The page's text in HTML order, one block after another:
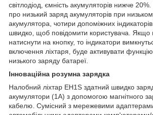
світлодіод, ємність акумуляторів нижче
про низький заряд акумуляторів при
акумулятора, чотири допоміжних
швидко, щоб повідомити користувача. Якщо
натиснути на кнопку, то індикатори
включення ліхтаря, буде активувати
низького заряду батареї.
Інноваційна розумна зарядка
Налобний ліхтар EH1S здатний швидко
акумулятори (1А) з допомогою магнітного
кабелю. Сумісний з мережевими